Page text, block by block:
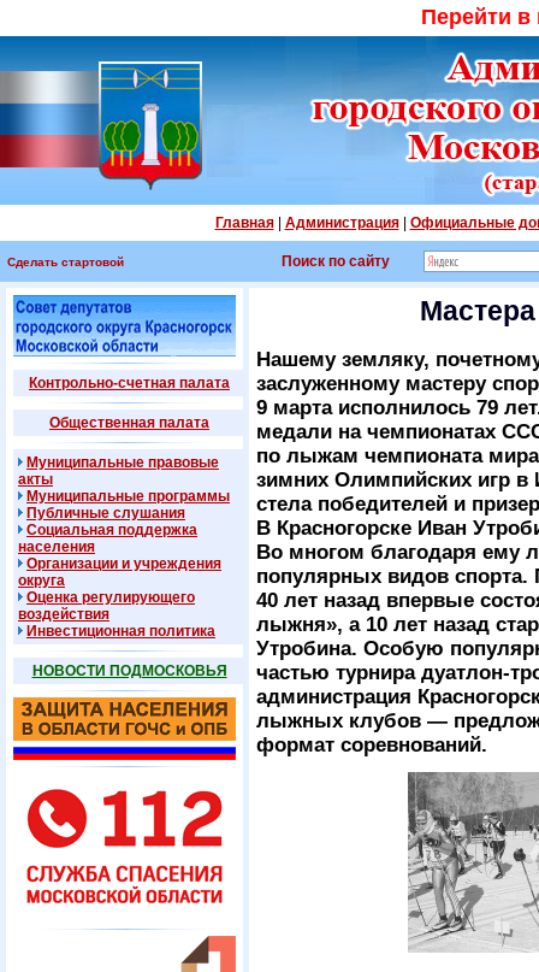
Перейти
Главная| Администрация| Официальные
Сделать стартовой Поиск по сайту
Контрольно-счетная палата
Общественная палата
Муниципальные правовые
акты
Муниципальные программы
Публичные слушания
Социальная поддержка
населения
Организации и учреждения
округа
Оценка регулирующего
воздействия
Инвестиционная политика
НОВОСТИ ПОДМОСКОВЬЯ
Нашему земляку,
заслуженному мастеру
9 марта исполнилось 79
медали на чемпионатах
по лыжам чемпионата
зимних Олимпийских игр в
стела победителей и
В Красногорске Иван
Во многом благодаря ему
популярных видов спорта.
40 лет назад впервые
лыжня», а 10 лет назад
Утробина. Особую
частью турнира дуатлон-
администрация
лыжных клубов —
формат соревнований.